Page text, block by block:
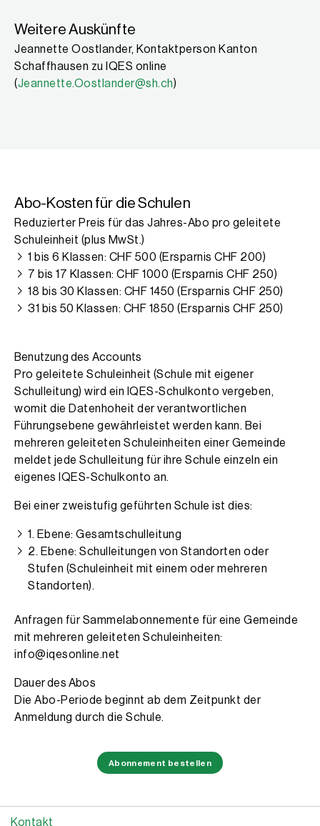
Weitere Auskünfte
Jeannette Oostlander, Kontaktperson Kanton
Schaffhausen zu IQES online
(Jeannette.Oostlander@sh.ch)
Abo-Kosten für die Schulen
Reduzierter Preis für das Jahres-Abo pro geleitete
Schuleinheit (plus MwSt.)
1 bis 6 Klassen: CHF 500 (Ersparnis CHF 200)
7 bis 17 Klassen: CHF 1000 (Ersparnis CHF 250)
18 bis 30 Klassen: CHF 1450 (Ersparnis CHF 250)
31 bis 50 Klassen: CHF 1850 (Ersparnis CHF 250)
Benutzung des Accounts
Pro geleitete Schuleinheit (Schule mit eigener
Schulleitung) wird ein IQES-Schulkonto vergeben,
womit die Datenhoheit der verantwortlichen
Führungsebene gewährleistet werden kann. Bei
mehreren geleiteten Schuleinheiten einer Gemeinde
meldet jede Schulleitung für ihre Schule einzeln ein
eigenes IQES-Schulkonto an.
Bei einer zweistufig geführten Schule ist dies:
1. Ebene: Gesamtschulleitung
2. Ebene: Schulleitungen von Standorten oder
Stufen (Schuleinheit mit einem oder mehreren
Standorten).
Anfragen für Sammelabonnemente für eine Gemeinde
mit mehreren geleiteten Schuleinheiten:
info@iqesonline.net
Dauer des Abos
Die Abo-Periode beginnt ab dem Zeitpunkt der
Anmeldung durch die Schule.
Abonnement bestellen
Kontakt